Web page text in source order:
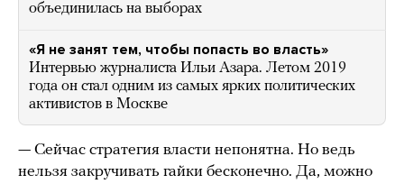
объединилась на выборах
«Я не занят тем, чтобы попасть во власть»
Интервью журналиста Ильи Азара. Летом 2019
года он стал одним из самых ярких политических
активистов в Москве
— Сейчас стратегия власти непонятна. Но ведь
нельзя закручивать гайки бесконечно. Да, можно